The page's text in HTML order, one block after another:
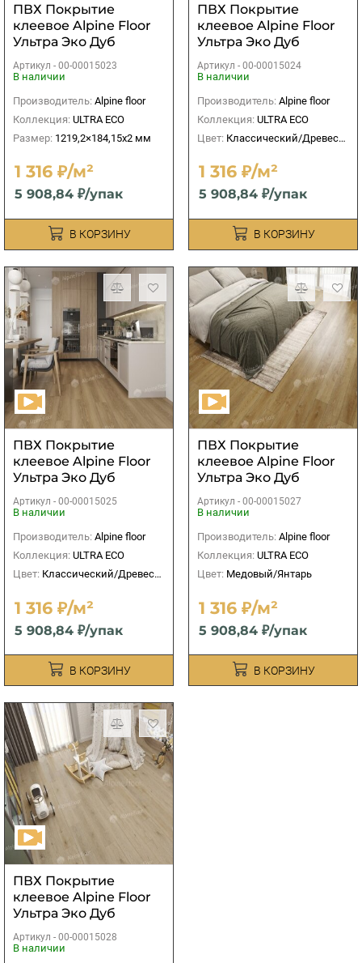
ПВХ Покрытие
клеевое Alpine Floor
Ультра Эко Дуб
Артикул - 00-00015023
В наличии
Производитель: Alpine floor
Коллекция: ULTRA ECO
Размер: 1219,2×184,15х2 мм
1 316 ₽/м²
5 908,84 ₽/упак
В КОРЗИНУ
ПВХ Покрытие
клеевое Alpine Floor
Ультра Эко Дуб
Артикул - 00-00015024
В наличии
Производитель: Alpine floor
Коллекция: ULTRA ECO
Цвет: Классический/Древесный
1 316 ₽/м²
5 908,84 ₽/упак
В КОРЗИНУ
ПВХ Покрытие
клеевое Alpine Floor
Ультра Эко Дуб
Сантана
Артикул - 00-00015025
В наличии
Производитель: Alpine floor
Коллекция: ULTRA ECO
Цвет: Классический/Древесный
1 316 ₽/м²
5 908,84 ₽/упак
В КОРЗИНУ
ПВХ Покрытие
клеевое Alpine Floor
Ультра Эко Дуб
южный
Артикул - 00-00015027
В наличии
Производитель: Alpine floor
Коллекция: ULTRA ECO
Цвет: Медовый/Янтарь
1 316 ₽/м²
5 908,84 ₽/упак
В КОРЗИНУ
ПВХ Покрытие
клеевое Alpine Floor
Ультра Эко Дуб
Миндальный
Артикул - 00-00015028
В наличии